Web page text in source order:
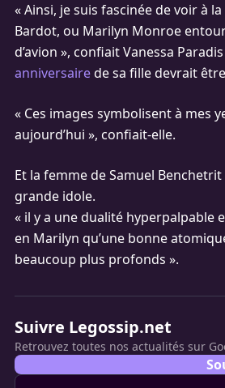
« Ainsi, je suis fascinée de voir à
Bardot, ou Marilyn Monroe
d’avion », confiait Vanessa
anniversairede sa fille devrait
« Ces images symbolisent à mes
aujourd’hui », confiait-elle.
Et la femme de Samuel
grande idole.
« il y a une dualité hyperpalpable
en Marilyn qu’une bonne
beaucoup plus profonds ».
Suivre Legossip.net
Retrouvez toutes nos actualités sur